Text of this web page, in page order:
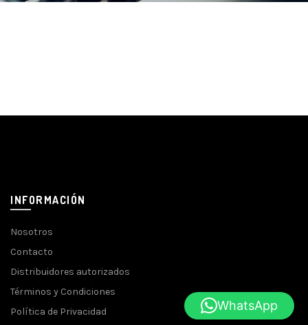
INFORMACIÓN
Nosotros
Contacto
Distribuidores autorizados
Términos y Condiciones
Política de Privacidad
WhatsApp